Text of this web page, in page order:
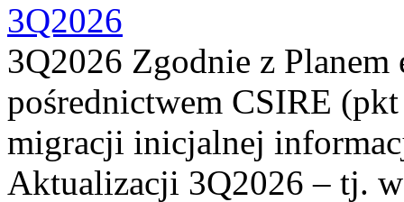
3Q2026
3Q2026 Zgodnie z
pośrednictwem CSIRE
migracji inicjalnej
Aktualizacji 3Q2026 – tj.